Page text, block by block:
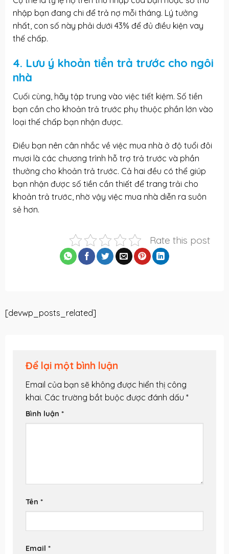
nhập bạn đang chi để trả nợ mỗi tháng. Lý tưởng
nhất, con số này phải dưới 43% để đủ điều kiện vay
thế chấp.
4. Lưu ý khoản tiền trả trước cho ngôi
nhà
Cuối cùng, hãy tập trung vào việc tiết kiệm. Số tiền
bạn cần cho khoản trả trước phụ thuộc phần lớn vào
loại thế chấp bạn nhận được.
Điều bạn nên cân nhắc về việc mua nhà ở độ tuổi đôi
mươi là các chương trình hỗ trợ trả trước và phần
thưởng cho khoản trả trước. Cả hai đều có thể giúp
bạn nhận được số tiền cần thiết để trang trải cho
khoản trả trước, nhờ vậy việc mua nhà diễn ra suôn
sẻ hơn.
Rate this post
[devwp_posts_related]
Để lại một bình luận
Email của bạn sẽ không được hiển thị công
khai. Các trường bắt buộc được đánh dấu *
Bình luận *
Tên *
Email *